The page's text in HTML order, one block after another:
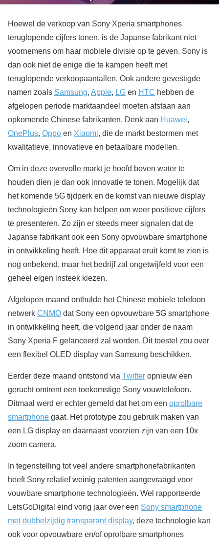
Hoewel de verkoop van Sony Xperia smartphones
teruglopende cijfers tonen, is de Japanse fabrikant niet
voornemens om haar mobiele divisie op te geven. Sony is
dan ook niet de enige die te kampen heeft met
teruglopende verkoopaantallen. Ook andere gevestigde
namen zoals Samsung, Apple, LG en HTC hebben de
afgelopen periode marktaandeel moeten afstaan aan
opkomende Chinese fabrikanten. Denk aan Huawei,
OnePlus, Oppo en Xiaomi, die de markt bestormen met
kwalitatieve, innovatieve en betaalbare modellen.
Om in deze overvolle markt je hoofd boven water te
houden dien je dan ook innovatie te tonen. Mogelijk dat
het komende 5G tijdperk en de komst van nieuwe display
technologieën Sony kan helpen om weer positieve cijfers
te presenteren. Zo zijn er steeds meer signalen dat de
Japanse fabrikant ook een Sony opvouwbare smartphone
in ontwikkeling heeft. Hoe dit apparaat eruit komt te zien is
nog onbekend, maar het bedrijf zal ongetwijfeld voor een
geheel eigen insteek kiezen.
Afgelopen maand onthulde het Chinese mobiele telefoon
netwerk CNMO dat Sony een opvouwbare 5G smartphone
in ontwikkeling heeft, die volgend jaar onder de naam
Sony Xperia F gelanceerd zal worden. Dit toestel zou over
een flexibel OLED display van Samsung beschikken.
Eerder deze maand ontstond via Twitter opnieuw een
gerucht omtrent een toekomstige Sony vouwtelefoon.
Ditmaal werd er echter gemeld dat het om een oprolbare
smartphone gaat. Het prototype zou gebruik maken van
een LG display en daarnaast voorzien zijn van een 10x
zoom camera.
In tegenstelling tot veel andere smartphonefabrikanten
heeft Sony relatief weinig patenten aangevraagd voor
vouwbare smartphone technologieën. Wel rapporteerde
LetsGoDigital eind vorig jaar over een Sony smartphone
met dubbelzijdig transparant display, deze technologie kan
ook voor opvouwbare en/of oprolbare smartphones